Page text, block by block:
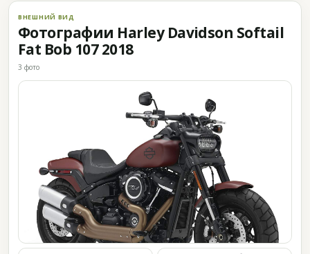
ВНЕШНИЙ ВИД
Фотографии Harley Davidson Softail
Fat Bob 107 2018
3 фото